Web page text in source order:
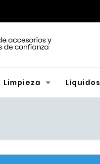
Limpieza Líquidos